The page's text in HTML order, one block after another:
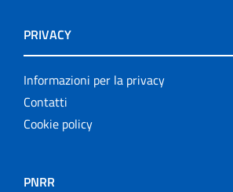
PRIVACY
Informazioni per la privacy
Contatti
Cookie policy
PNRR